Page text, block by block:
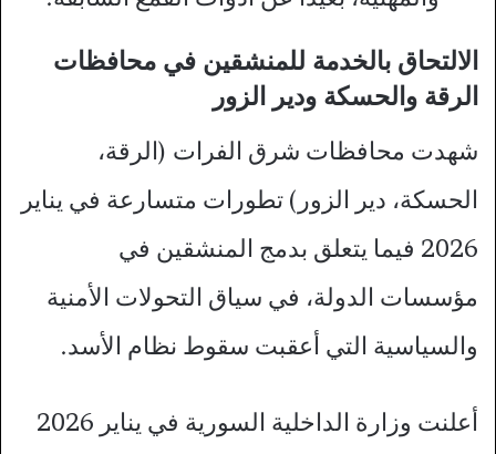
الالتحاق بالخدمة للمنشقين في محافظات
الرقة والحسكة ودير الزور
شهدت محافظات شرق الفرات (الرقة،
الحسكة، دير الزور) تطورات متسارعة في يناير
2026 فيما يتعلق بدمج المنشقين في
مؤسسات الدولة، في سياق التحولات الأمنية
والسياسية التي أعقبت سقوط نظام الأسد.
أعلنت وزارة الداخلية السورية في يناير 2026